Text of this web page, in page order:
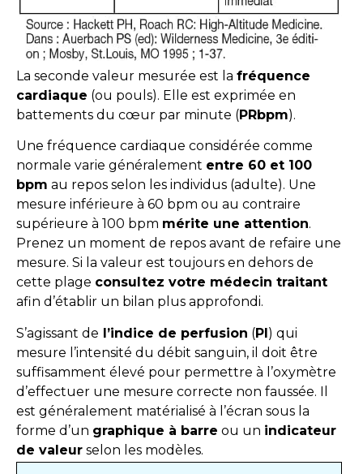
La seconde valeur mesurée est la fréquence
cardiaque (ou pouls). Elle est exprimée en
battements du cœur par minute (PRbpm).
Une fréquence cardiaque considérée comme
normale varie généralement entre 60 et 100
bpm au repos selon les individus (adulte). Une
mesure inférieure à 60 bpm ou au contraire
supérieure à 100 bpm mérite une attention.
Prenez un moment de repos avant de refaire une
mesure. Si la valeur est toujours en dehors de
cette plage consultez votre médecin traitant
afin d’établir un bilan plus approfondi.
S’agissant de l’indice de perfusion (PI) qui
mesure l’intensité du débit sanguin, il doit être
suffisamment élevé pour permettre à l’oxymètre
d’effectuer une mesure correcte non faussée. Il
est généralement matérialisé à l’écran sous la
forme d’un graphique à barre ou un indicateur
de valeur selon les modèles.